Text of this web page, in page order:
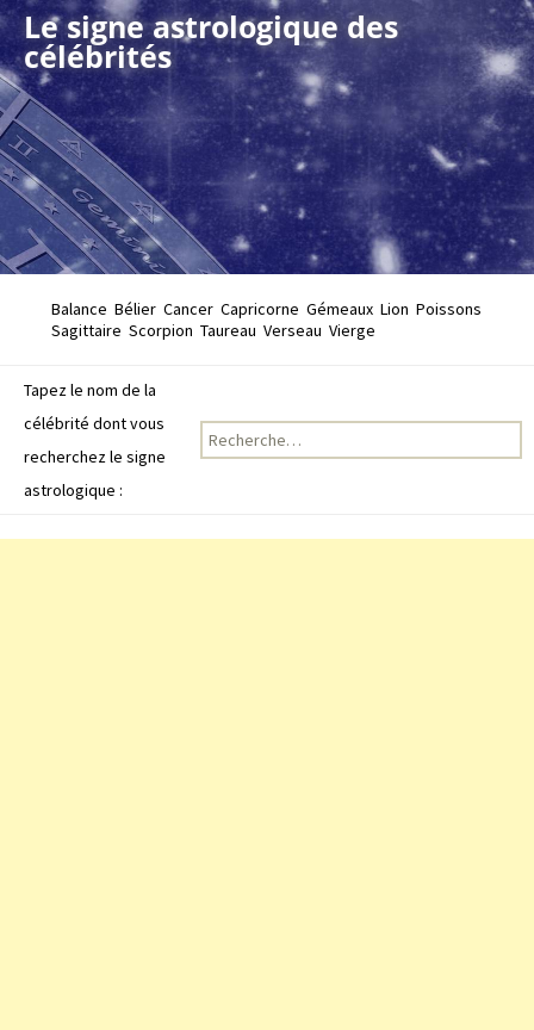
Le signe astrologique des
célébrités
Balance Bélier Cancer Capricorne Gémeaux Lion Poissons
Sagittaire Scorpion Taureau Verseau Vierge
Tapez le nom de la
célébrité dont vous
recherchez le signe
astrologique :
Recherche pour :